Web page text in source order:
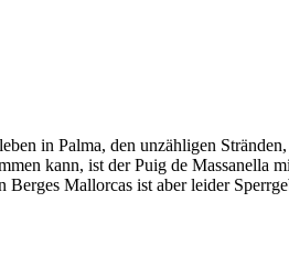
in Palma, den unzähligen
kann, ist der Puig de Massanella
Mallorcas ist aber leider